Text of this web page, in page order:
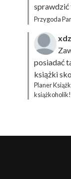
sprawdzić
Przygoda
posiadać
książki
Planer
książkoholik!